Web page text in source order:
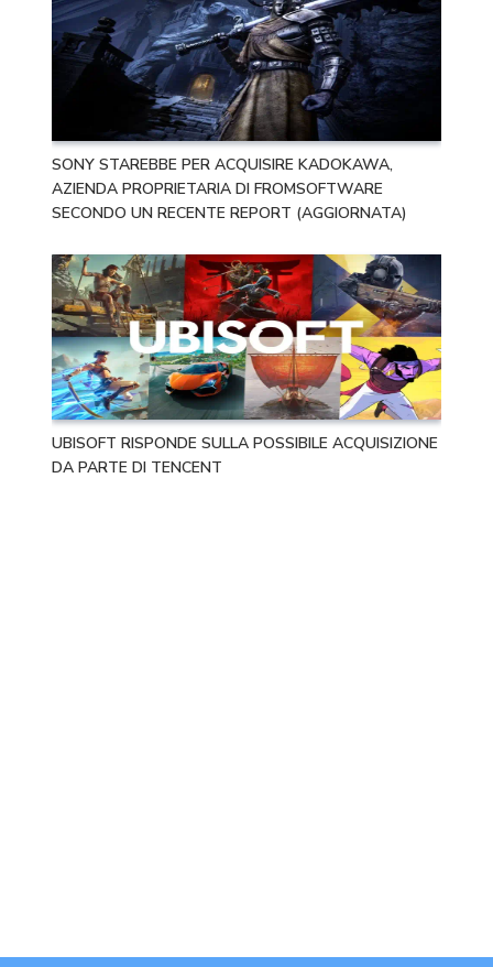
SONY STAREBBE PER ACQUISIRE KADOKAWA,
AZIENDA PROPRIETARIA DI FROMSOFTWARE
SECONDO UN RECENTE REPORT (AGGIORNATA)
UBISOFT RISPONDE SULLA POSSIBILE ACQUISIZIONE
DA PARTE DI TENCENT